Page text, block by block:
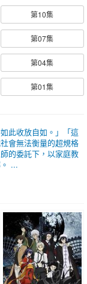
第10集
第07集
第04集
第01集
此收放自如。」「這
會無法衡量的超規格
的委託下，以家庭教
...